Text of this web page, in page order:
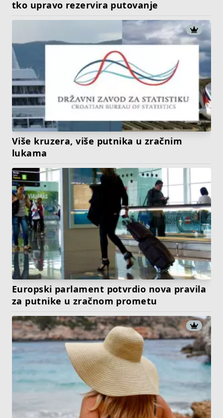
tko upravo rezervira putovanje
Više kruzera, više putnika u zračnim
lukama
Europski parlament potvrdio nova pravila
za putnike u zračnom prometu